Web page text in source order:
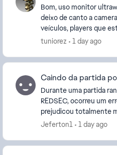
Bom, uso monitor
deixo de canto a
veículos, players que
isso acontece: É como
tuniorez 1 day ago
Caindo da partida
Durante uma partida
REDSEC, ocorreu um
prejudicou totalmente
progresso e fui afetado isso está acontecendo a cada
Jeferton1 1 day ago